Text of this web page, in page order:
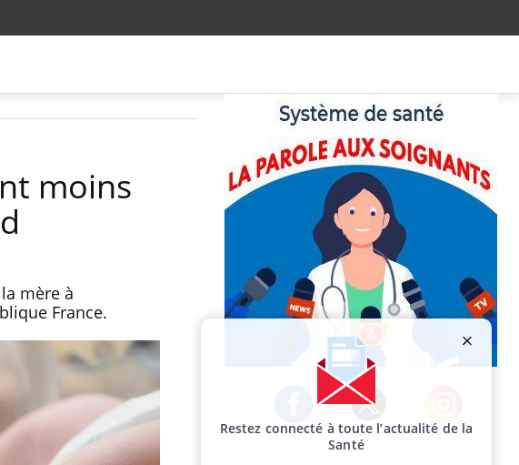
moins
mère à
France.
Facebook Twitter Instagram
Restez connecté à toute l’actualité de la
Santé